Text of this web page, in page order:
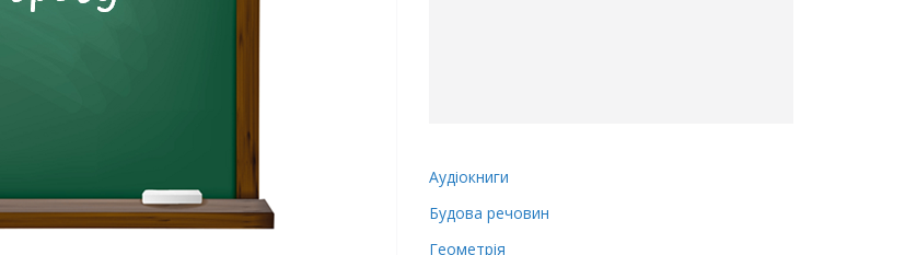
Аудіокниги
Будова речовин
Геометрія